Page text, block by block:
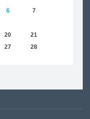
6 7
20 21
27 28